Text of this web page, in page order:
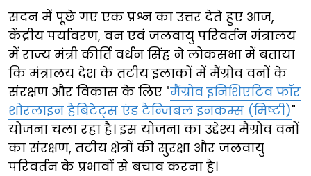
सदन में पूछे गए एक प्रश्न का उत्तर देते हुए आज,
केंद्रीय पर्यावरण, वन एवं जलवायु परिवर्तन मंत्रालय
में राज्य मंत्री कीर्ति वर्धन सिंह ने लोकसभा में बताया
कि मंत्रालय देश के तटीय इलाकों में मैंग्रोव वनों के
संरक्षण और विकास के लिए "मैंग्रोव इनिशिएटिव फॉर
शोरलाइन हैबिटेट्स एंड टैन्जिबल इनकम्स (मिष्टी)"
योजना चला रहा है। इस योजना का उद्देश्य मैंग्रोव वनों
का संरक्षण, तटीय क्षेत्रों की सुरक्षा और जलवायु
परिवर्तन के प्रभावों से बचाव करना है।